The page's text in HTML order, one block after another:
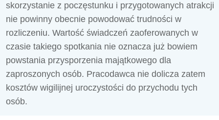
skorzystanie z poczęstunku i przygotowanych atrakcji
nie powinny obecnie powodować trudności w
rozliczeniu. Wartość świadczeń zaoferowanych w
czasie takiego spotkania nie oznacza już bowiem
powstania przysporzenia majątkowego dla
zaproszonych osób. Pracodawca nie dolicza zatem
kosztów wigilijnej uroczystości do przychodu tych
osób.